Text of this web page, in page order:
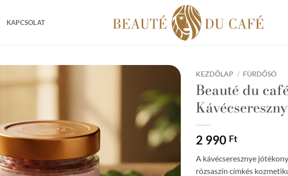
KAPCSOLAT
KEZDŐLAP / FÜRDŐSÓ
Beauté du
2 990 Ft
A kávécseresznye
rózsaszín címkés